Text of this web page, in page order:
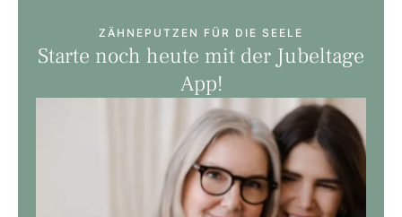
ZÄHNEPUTZEN FÜR DIE SEELE
Starte noch heute mit der Jubeltage
App!